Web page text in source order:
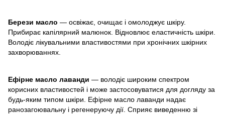
Берези масло — освіжає, очищає і омолоджує шкіру.
Прибирає капілярний малюнок. Відновлює еластичність шкіри.
Володіє лікувальними властивостями при хронічних шкірних
захворюваннях.
Ефірне масло лаванди — володіє широким спектром
корисних властивостей і може застосовуватися для догляду за
будь-яким типом шкіри. Ефірне масло лаванди надає
ранозагоювальну і регенеруючу дії. Сприяє виведенню зі